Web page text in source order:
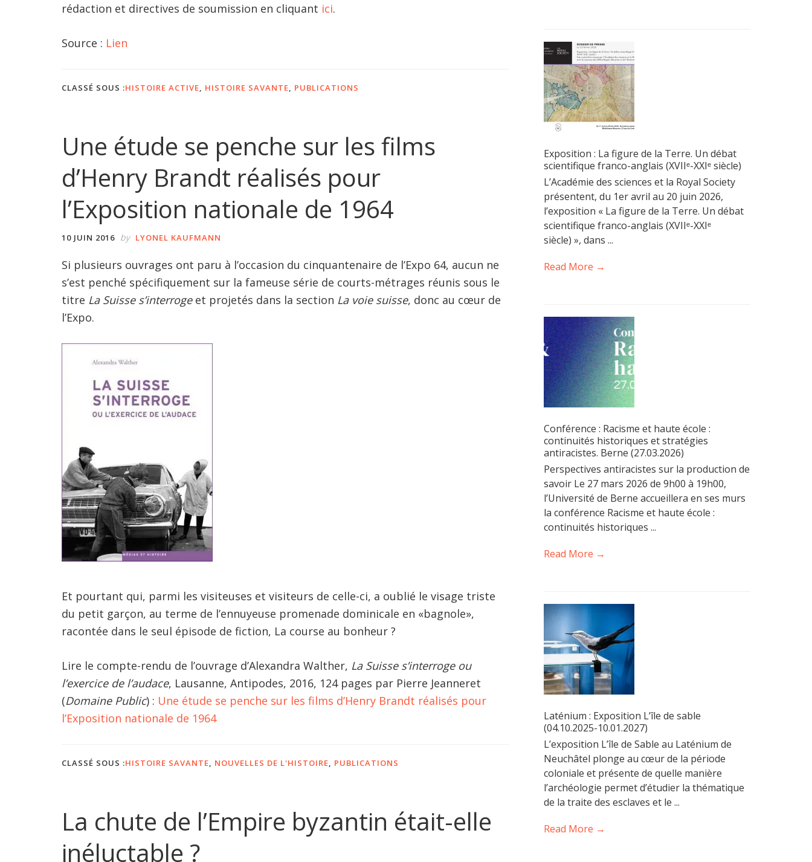
rédaction et directives de soumission en cliquant ici.
Source : Lien
CLASSÉ SOUS :HISTOIRE ACTIVE HISTOIRE SAVANTE PUBLICATIONS
Une étude se penche sur les films
d’Henry Brandt réalisés pour
l’Exposition nationale de 1964
10 JUIN 2016 by LYONEL KAUFMANN
Si plusieurs ouvrages ont paru à l’occasion du cinquantenaire de l’Expo 64, aucun ne
s’est penché spécifiquement sur la fameuse série de courts-métrages réunis sous le
titre La Suisse s’interroge et projetés dans la section La voie suisse, donc au cœur de
l’Expo.
Et pourtant qui, parmi les visiteuses et visiteurs de celle-ci, a oublié le visage triste
du petit garçon, au terme de l’ennuyeuse promenade dominicale en «bagnole»,
racontée dans le seul épisode de fiction, La course au bonheur ?
Lire le compte-rendu de l’ouvrage d’Alexandra Walther, La Suisse s’interroge ou
l’exercice de l’audace, Lausanne, Antipodes, 2016, 124 pages par Pierre Jeanneret
(Domaine Public) : Une étude se penche sur les films d’Henry Brandt réalisés pour
l’Exposition nationale de 1964
CLASSÉ SOUS :HISTOIRE SAVANTE NOUVELLES DE L'HISTOIRE PUBLICATIONS
La chute de l’Empire byzantin était-elle
inéluctable ?
Exposition : La figure de la Terre. Un débat
scientifique franco-anglais (XVIIᵉ-XXIᵉ siècle)
L’Académie des sciences et la Royal Society
présentent, du 1er avril au 20 juin 2026,
l’exposition « La figure de la Terre. Un débat
scientifique franco-anglais (XVIIᵉ-XXIᵉ
siècle) », dans ...
Read More →
Conférence : Racisme et haute école :
continuités historiques et stratégies
antiracistes. Berne (27.03.2026)
Perspectives antiracistes sur la production de
savoir Le 27 mars 2026 de 9h00 à 19h00,
l’Université de Berne accueillera en ses murs
la conférence Racisme et haute école :
continuités historiques ...
Read More →
Laténium : Exposition L’île de sable
(04.10.2025-10.01.2027)
L’exposition L’île de Sable au Laténium de
Neuchâtel plonge au cœur de la période
coloniale et présente de quelle manière
l’archéologie permet d’étudier la thématique
de la traite des esclaves et le ...
Read More →